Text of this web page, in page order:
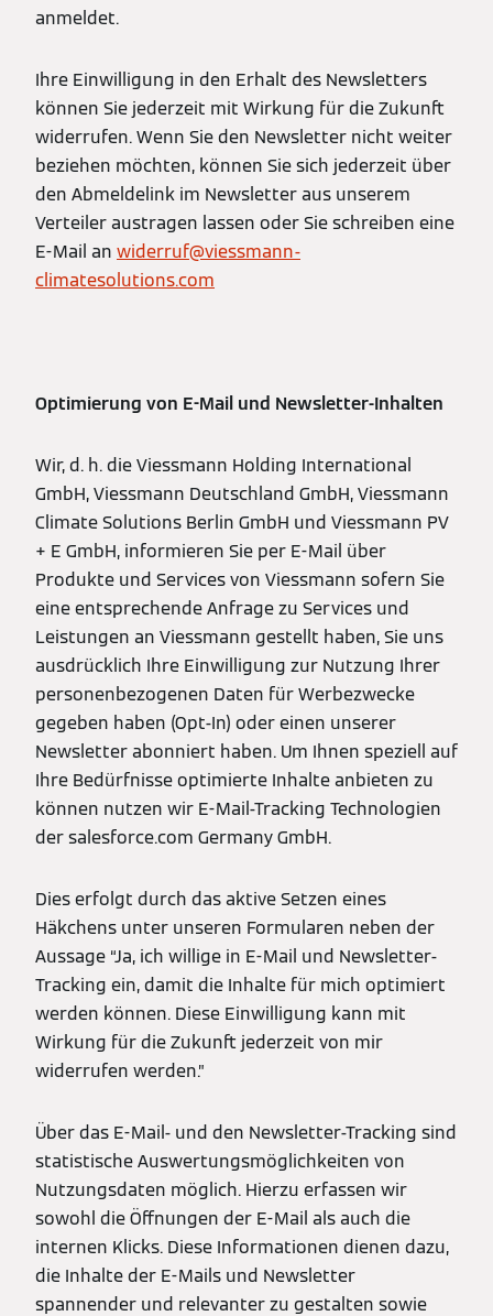
anmeldet.
Ihre Einwilligung in den Erhalt des Newsletters
können Sie jederzeit mit Wirkung für die Zukunft
widerrufen. Wenn Sie den Newsletter nicht weiter
beziehen möchten, können Sie sich jederzeit über
den Abmeldelink im Newsletter aus unserem
Verteiler austragen lassen oder Sie schreiben eine
E-Mail an widerruf@viessmann-
climatesolutions.com
Optimierung von E-Mail und Newsletter-Inhalten
Wir, d. h. die Viessmann Holding International
GmbH, Viessmann Deutschland GmbH, Viessmann
Climate Solutions Berlin GmbH und Viessmann PV
+ E GmbH, informieren Sie per E-Mail über
Produkte und Services von Viessmann sofern Sie
eine entsprechende Anfrage zu Services und
Leistungen an Viessmann gestellt haben, Sie uns
ausdrücklich Ihre Einwilligung zur Nutzung Ihrer
personenbezogenen Daten für Werbezwecke
gegeben haben (Opt-In) oder einen unserer
Newsletter abonniert haben. Um Ihnen speziell auf
Ihre Bedürfnisse optimierte Inhalte anbieten zu
können nutzen wir E-Mail-Tracking Technologien
der salesforce.com Germany GmbH.
Dies erfolgt durch das aktive Setzen eines
Häkchens unter unseren Formularen neben der
Aussage “Ja, ich willige in E-Mail und Newsletter-
Tracking ein, damit die Inhalte für mich optimiert
werden können. Diese Einwilligung kann mit
Wirkung für die Zukunft jederzeit von mir
widerrufen werden.”
Über das E-Mail- und den Newsletter-Tracking sind
statistische Auswertungsmöglichkeiten von
Nutzungsdaten möglich. Hierzu erfassen wir
sowohl die Öffnungen der E-Mail als auch die
internen Klicks. Diese Informationen dienen dazu,
die Inhalte der E-Mails und Newsletter
spannender und relevanter zu gestalten sowie